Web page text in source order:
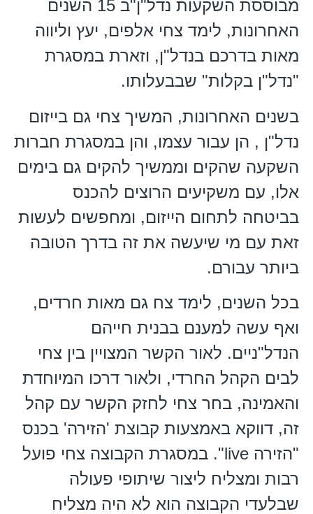
מבוססת השקעות נדל"ן"ב 15 השנים
האחרונות, לימד צחי אלפים, יעץ וליווה
מאות בדרכם בנדל"ן, וזארת במסגרת
"נדל"ן בקלות" שבבעלותו.
בשנים האחרונות, המשיך צחי גם בייזום
נדל"ן , הן עבור עצמו, והן במסגרת חברות
השקעה שהקים וממשיך להקים גם בימים
אלו, עם משקיעים הרוצים להכנס
בביטחה לתחום הייזום, ומחפשים לעשות
זאת עם מי שיעשה את זה בדרך הטובה
ביותר עבורם.
בכל השנים, לימד צח גם מאות חרדים,
ואף עשה למענם בבנית חייהם
הנדל"ניים. לאור הקשר המצויין בין צחי
לבים הקהל החרדי, ולאור דרכו המיוחדת
והאמינה, בחר צחי לחזק הקשר עם קהל
זה, דווקא באמצעות קבוצת 'הזירה' בכנס
"הזירה live". במסגרת הקבוצה צחי פועל
רבות ומצליח ליצור שיתופי פעולה
שבלעדי הקבוצה הוא לא היה מצליח